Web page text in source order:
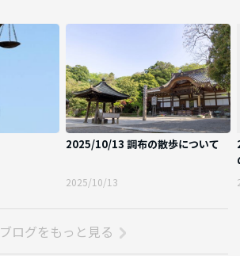
2025/10/13 調布の散歩について
2025/10/13
ブログをもっと見る